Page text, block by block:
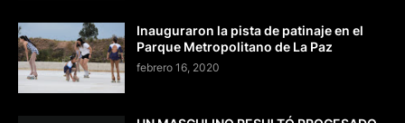
Inauguraron la pista de patinaje en el
Parque Metropolitano de La Paz
febrero 16, 2020